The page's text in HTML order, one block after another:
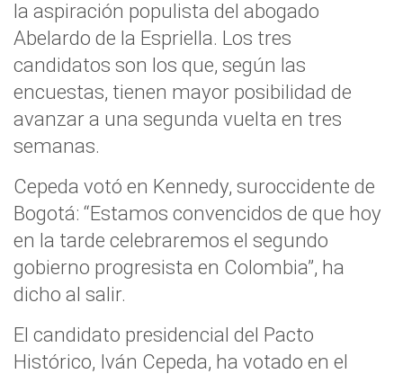
la aspiración populista del abogado
Abelardo de la Espriella. Los tres
candidatos son los que, según las
encuestas, tienen mayor posibilidad de
avanzar a una segunda vuelta en tres
semanas.
Cepeda votó en Kennedy, suroccidente de
Bogotá: “Estamos convencidos de que hoy
en la tarde celebraremos el segundo
gobierno progresista en Colombia”, ha
dicho al salir.
El candidato presidencial del Pacto
Histórico, Iván Cepeda, ha votado en el